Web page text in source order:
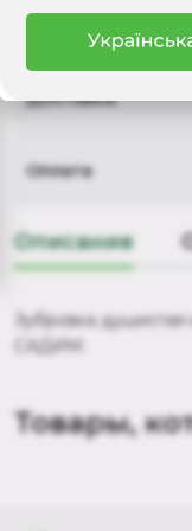
Доставка
Оплата
Описание
Зубровка
САДИМ.
Товары,